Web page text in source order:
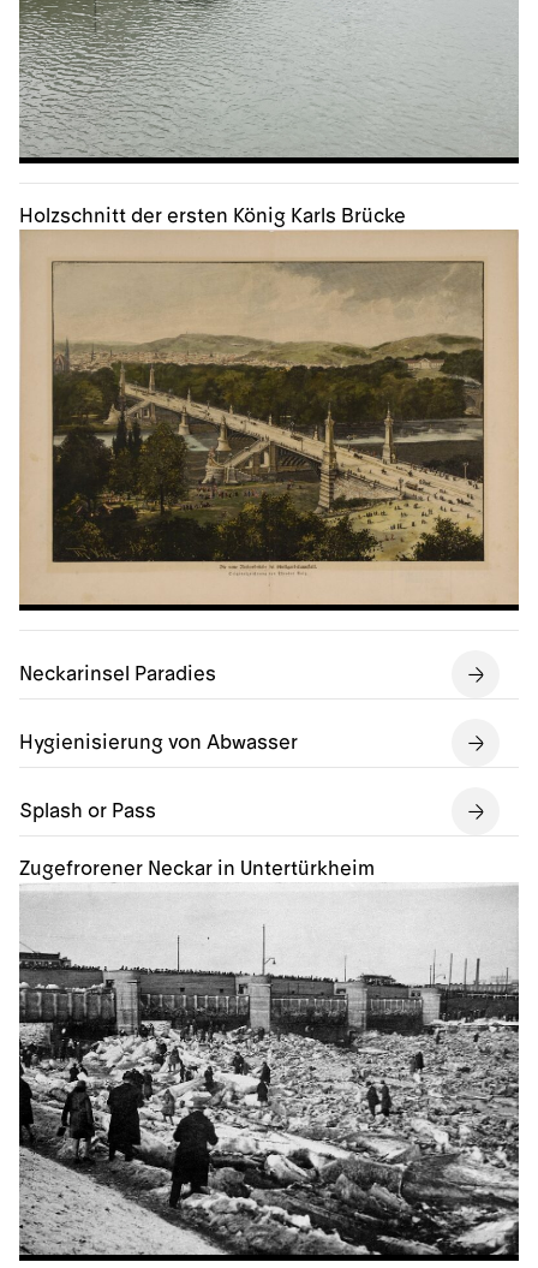
Holzschnitt der ersten König Karls Brücke
Neckarinsel Paradies
Hygienisierung von Abwasser
Splash or Pass
Zugefrorener Neckar in Untertürkheim